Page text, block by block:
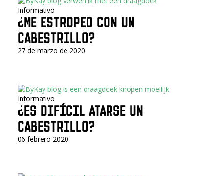
Informativo
¿ME ESTROPEO CON UN
CABESTRILLO?
27 de marzo de 2020
Informativo
¿ES DIFÍCIL ATARSE UN
CABESTRILLO?
06 febrero 2020